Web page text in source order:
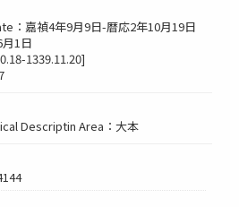
：嘉禎4年9月9日-暦応2年10月19日
1日
1339.11.20]
Descriptin Area：大本